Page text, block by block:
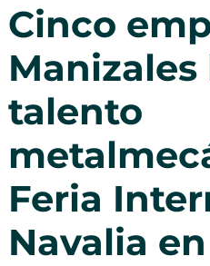
Cinco
talento
Feria
Navalia